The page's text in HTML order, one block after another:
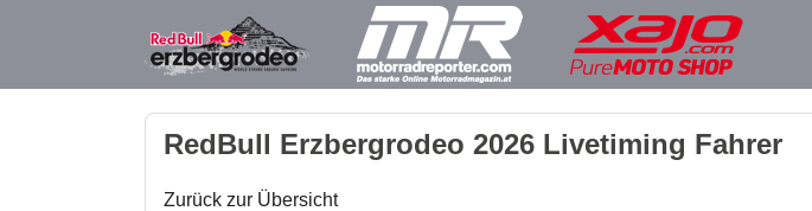
RedBull Erzbergrodeo 2026 Livetiming Fahrer
Zurück zur Übersicht